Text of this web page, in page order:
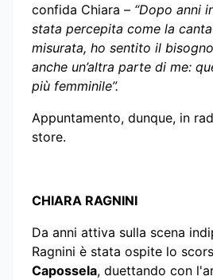
confida Chiara – “Dopo anni
stata percepita come la
misurata, ho sentito il
anche un’altra parte di me:
più femminile”.
Appuntamento, dunque, in
store.
CHIARA RAGNINI
Da anni attiva sulla scena
Ragnini è stata ospite lo
Capossela, duettando con